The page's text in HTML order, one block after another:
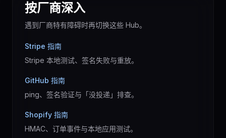
按厂商深入
遇到厂商特有障碍时再切换这些 Hub。
Stripe 指南
Stripe 本地测试、签名失败与重放。
GitHub 指南
ping、签名验证与「没投递」排查。
Shopify 指南
HMAC、订单事件与本地应用测试。